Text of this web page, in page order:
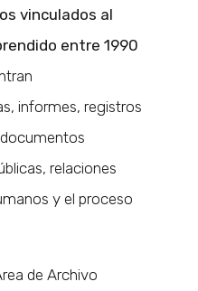
vinculados al
entre 1990
informes, registros
relaciones
y el proceso
de Archivo